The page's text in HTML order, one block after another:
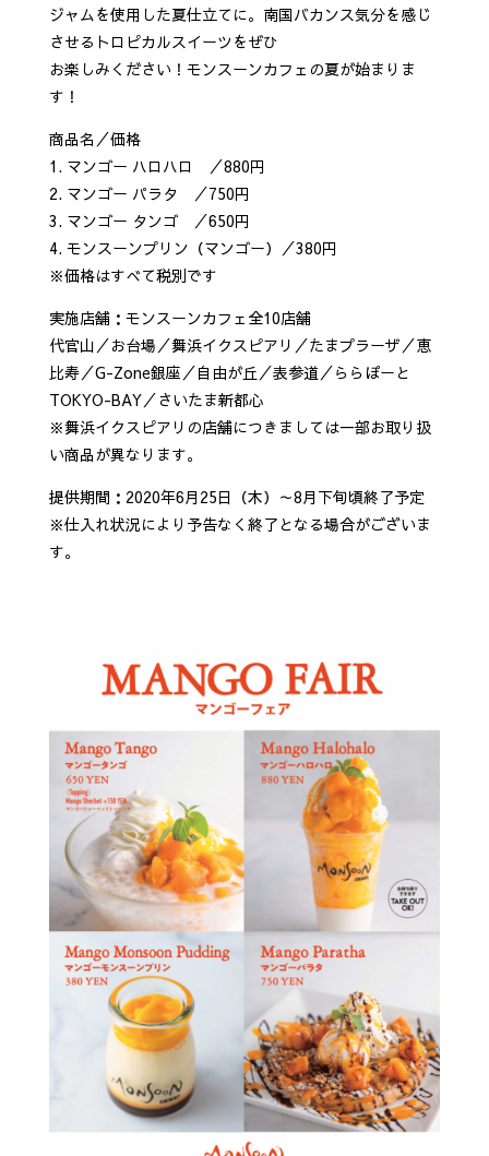
ジャムを使用した夏仕立てに。南国バカンス気分を感じ
させるトロピカルスイーツをぜひ
お楽しみください！モンスーンカフェの夏が始まりま
す！
商品名／価格
1. マンゴー ハロハロ ／880円
2. マンゴー パラタ ／750円
3. マンゴー タンゴ ／650円
4. モンスーンプリン（マンゴー）／380円
※価格はすべて税別です
実施店舗：モンスーンカフェ全10店舗
代官山／お台場／舞浜イクスピアリ／たまプラーザ／恵
比寿／G-Zone銀座／自由が丘／表参道／ららぽーと
TOKYO-BAY／さいたま新都心
※舞浜イクスピアリの店舗につきましては一部お取り扱
い商品が異なります。
提供期間：2020年6月25日（木）～8月下旬頃終了予定
※仕入れ状況により予告なく終了となる場合がございま
す。